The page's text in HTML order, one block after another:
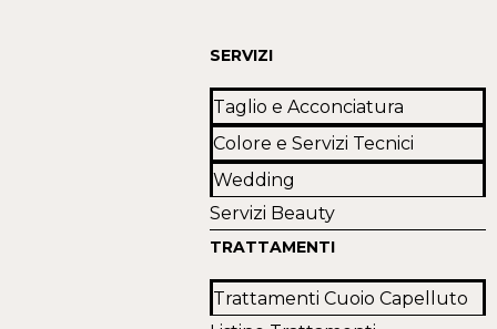
SERVIZI
Taglio e Acconciatura
Colore e Servizi Tecnici
Wedding
Servizi Beauty
TRATTAMENTI
Trattamenti Cuoio Capelluto